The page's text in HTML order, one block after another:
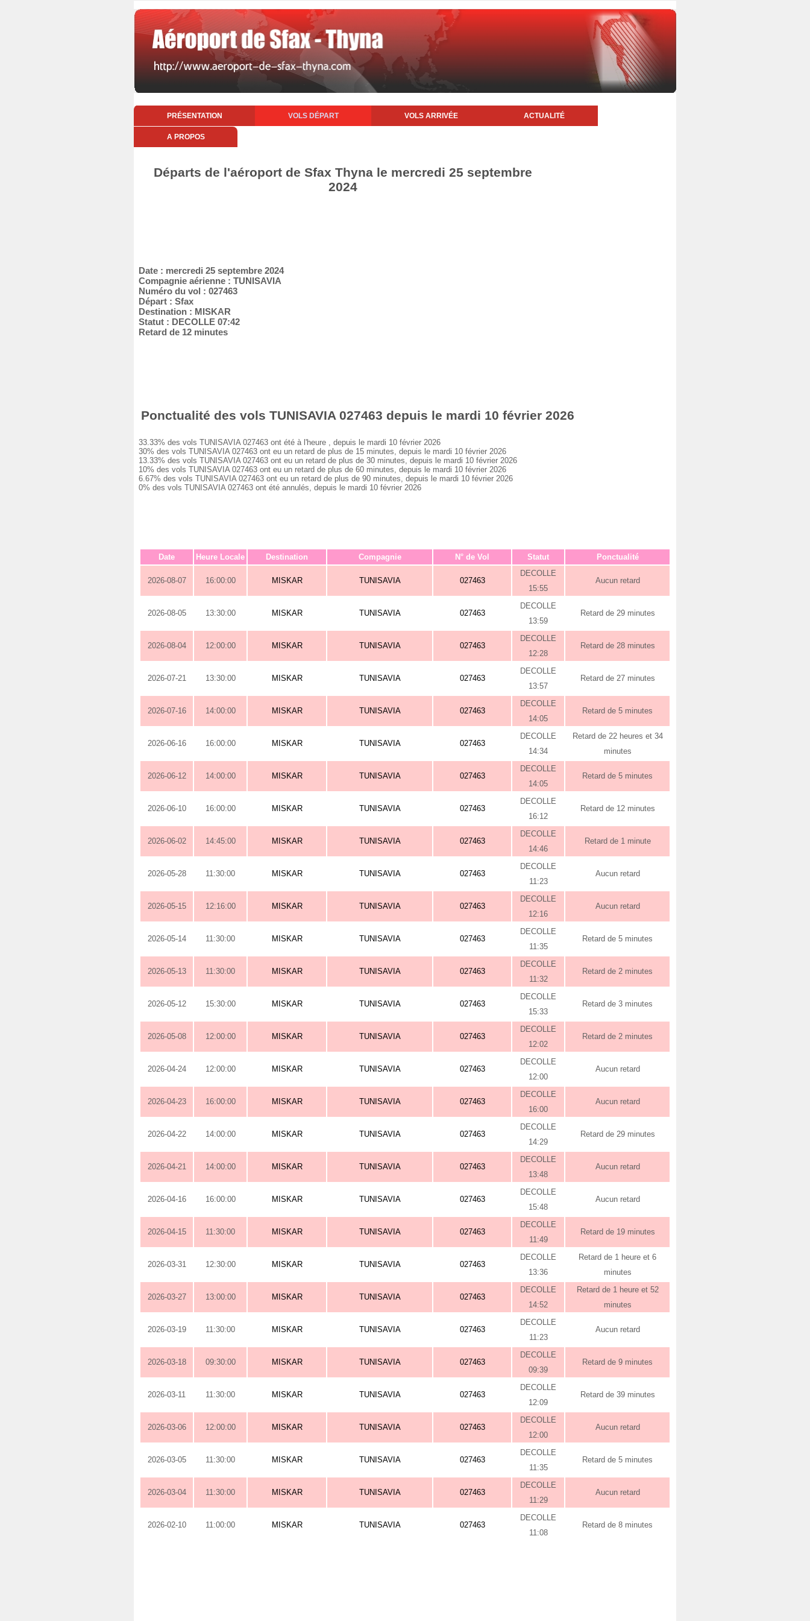
PRÉSENTATION VOLS DÉPART VOLS ARRIVÉE ACTUALITÉ
A PROPOS
Départs de l'aéroport de Sfax Thyna le mercredi 25 septembre
2024
Date : mercredi 25 septembre 2024
Compagnie aérienne : TUNISAVIA
Numéro du vol : 027463
Départ : Sfax
Destination : MISKAR
Statut : DECOLLE 07:42
Retard de 12 minutes
Ponctualité des vols TUNISAVIA 027463 depuis le mardi 10 février 2026
33.33% des vols TUNISAVIA 027463 ont été à l'heure , depuis le mardi 10 février 2026
30% des vols TUNISAVIA 027463 ont eu un retard de plus de 15 minutes, depuis le mardi 10 février 2026
13.33% des vols TUNISAVIA 027463 ont eu un retard de plus de 30 minutes, depuis le mardi 10 février 2026
10% des vols TUNISAVIA 027463 ont eu un retard de plus de 60 minutes, depuis le mardi 10 février 2026
6.67% des vols TUNISAVIA 027463 ont eu un retard de plus de 90 minutes, depuis le mardi 10 février 2026
0% des vols TUNISAVIA 027463 ont été annulés, depuis le mardi 10 février 2026
Date Heure Locale Destination Compagnie N° de Vol Statut Ponctualité
2026-08-07 16:00:00 MISKAR TUNISAVIA 027463
DECOLLE
15:55
Aucun retard
2026-08-05 13:30:00 MISKAR TUNISAVIA 027463
DECOLLE
13:59
Retard de 29 minutes
2026-08-04 12:00:00 MISKAR TUNISAVIA 027463
DECOLLE
12:28
Retard de 28 minutes
2026-07-21 13:30:00 MISKAR TUNISAVIA 027463
DECOLLE
13:57
Retard de 27 minutes
2026-07-16 14:00:00 MISKAR TUNISAVIA 027463
DECOLLE
14:05
Retard de 5 minutes
2026-06-16 16:00:00 MISKAR TUNISAVIA 027463
DECOLLE
14:34
Retard de 22 heures et 34
minutes
2026-06-12 14:00:00 MISKAR TUNISAVIA 027463
DECOLLE
14:05
Retard de 5 minutes
2026-06-10 16:00:00 MISKAR TUNISAVIA 027463
DECOLLE
16:12
Retard de 12 minutes
2026-06-02 14:45:00 MISKAR TUNISAVIA 027463
DECOLLE
14:46
Retard de 1 minute
2026-05-28 11:30:00 MISKAR TUNISAVIA 027463
DECOLLE
11:23
Aucun retard
2026-05-15 12:16:00 MISKAR TUNISAVIA 027463
DECOLLE
12:16
Aucun retard
2026-05-14 11:30:00 MISKAR TUNISAVIA 027463
DECOLLE
11:35
Retard de 5 minutes
2026-05-13 11:30:00 MISKAR TUNISAVIA 027463
DECOLLE
11:32
Retard de 2 minutes
2026-05-12 15:30:00 MISKAR TUNISAVIA 027463
DECOLLE
15:33
Retard de 3 minutes
2026-05-08 12:00:00 MISKAR TUNISAVIA 027463
DECOLLE
12:02
Retard de 2 minutes
2026-04-24 12:00:00 MISKAR TUNISAVIA 027463
DECOLLE
12:00
Aucun retard
2026-04-23 16:00:00 MISKAR TUNISAVIA 027463
DECOLLE
16:00
Aucun retard
2026-04-22 14:00:00 MISKAR TUNISAVIA 027463
DECOLLE
14:29
Retard de 29 minutes
2026-04-21 14:00:00 MISKAR TUNISAVIA 027463
DECOLLE
13:48
Aucun retard
2026-04-16 16:00:00 MISKAR TUNISAVIA 027463
DECOLLE
15:48
Aucun retard
2026-04-15 11:30:00 MISKAR TUNISAVIA 027463
DECOLLE
11:49
Retard de 19 minutes
2026-03-31 12:30:00 MISKAR TUNISAVIA 027463
DECOLLE
13:36
Retard de 1 heure et 6
minutes
2026-03-27 13:00:00 MISKAR TUNISAVIA 027463
DECOLLE
14:52
Retard de 1 heure et 52
minutes
2026-03-19 11:30:00 MISKAR TUNISAVIA 027463
DECOLLE
11:23
Aucun retard
2026-03-18 09:30:00 MISKAR TUNISAVIA 027463
DECOLLE
09:39
Retard de 9 minutes
2026-03-11 11:30:00 MISKAR TUNISAVIA 027463
DECOLLE
12:09
Retard de 39 minutes
2026-03-06 12:00:00 MISKAR TUNISAVIA 027463
DECOLLE
12:00
Aucun retard
2026-03-05 11:30:00 MISKAR TUNISAVIA 027463
DECOLLE
11:35
Retard de 5 minutes
2026-03-04 11:30:00 MISKAR TUNISAVIA 027463
DECOLLE
11:29
Aucun retard
2026-02-10 11:00:00 MISKAR TUNISAVIA 027463
DECOLLE
11:08
Retard de 8 minutes